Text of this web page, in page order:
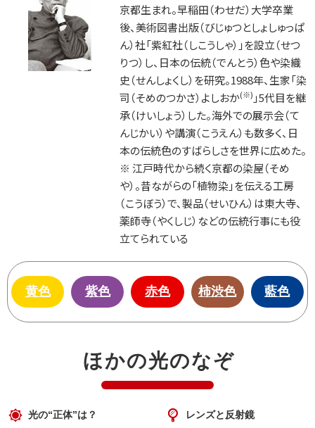
京都生まれ。早稲田（わせだ）大学卒業
後、美術図書出版（びじゅつとしょしゅっぱ
ん）社「紫紅社（しこうしゃ）」を設立（せつ
りつ）し、日本の伝統（でんとう）色や染織
史（せんしょくし）を研究。1988年、生家「染
司（そめのつかさ）よしおか(※) 」5代目を継
承（けいしょう）した。海外での展示会（て
んじかい）や講演（こうえん）も数多く、日
本の伝統色のすばらしさを世界に広めた。
※ 江戸時代から続く京都の染屋（そめ
や）。昔ながらの「植物染」を伝える工房
（こうぼう）で、製品（せいひん）は東大寺、
薬師寺（やくしじ）などの伝統行事にも役
立てられている
黄色 紫色 赤色 柿渋色 藍色
ほかの光のなぞ
光の“正体”は？ レンズと反射鏡